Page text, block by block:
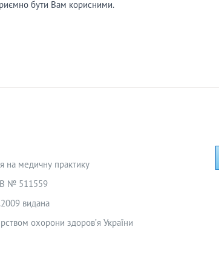
бути Вам корисними.
на медичну практику
№ 511559
видана
охорони здоров’я України